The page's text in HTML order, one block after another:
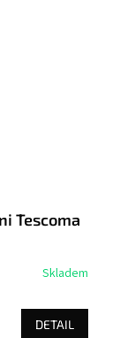
Tescoma
Skladem
DETAIL